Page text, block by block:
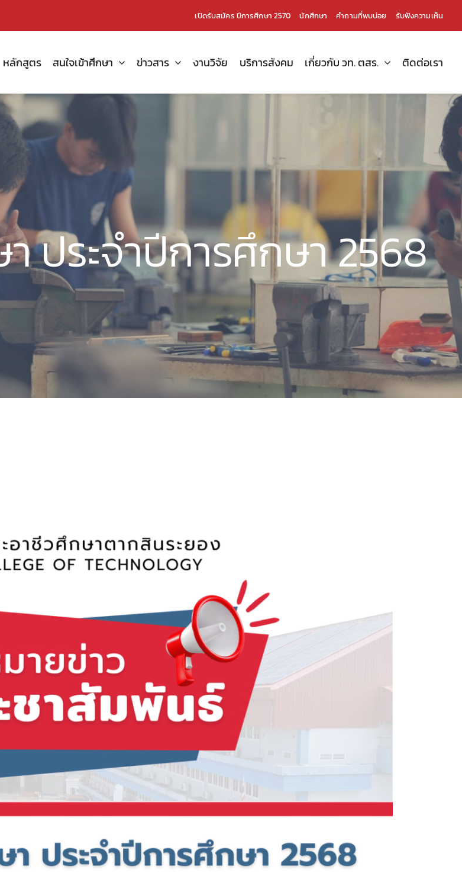
เปิดรับสมัคร ปีการศึกษา 2570 นักศึกษา คำถามที่พบบ่อย รับฟังความเห็น
หลักสูตร สนใจเข้าศึกษา ข่าวสาร งานวิจัย บริการสังคม เกี่ยวกับ วท. ตสร. ติดต่อเรา
ประจำปีการศึกษา 2568